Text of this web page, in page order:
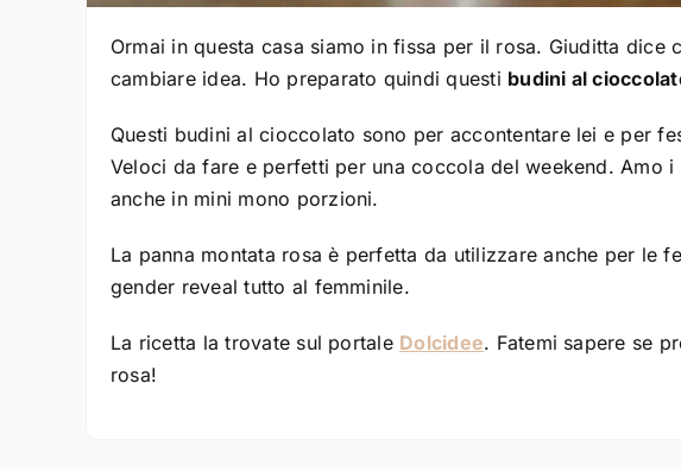
Ormai in questa casa siamo in fissa per il rosa. Giuditta dice
cambiare idea. Ho preparato quindi questi budini al
Questi budini al cioccolato sono per accontentare lei e per
Veloci da fare e perfetti per una coccola del weekend. Amo
anche in mini mono porzioni.
La panna montata rosa è perfetta da utilizzare anche per le
gender reveal tutto al femminile.
La ricetta la trovate sul portale Dolcidee. Fatemi sapere se
rosa!